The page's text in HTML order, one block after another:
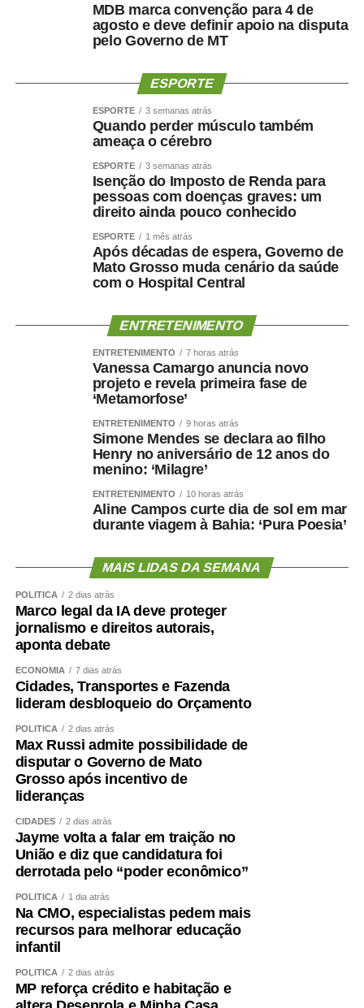
MDB marca convenção para 4 de
agosto e deve definir apoio na disputa
pelo Governo de MT
ESPORTE
ESPORTE 3 semanas atrás
Quando perder músculo também
ameaça o cérebro
ESPORTE 3 semanas atrás
Isenção do Imposto de Renda para
pessoas com doenças graves: um
direito ainda pouco conhecido
ESPORTE 1 mês atrás
Após décadas de espera, Governo de
Mato Grosso muda cenário da saúde
com o Hospital Central
ENTRETENIMENTO
ENTRETENIMENTO 7 horas atrás
Vanessa Camargo anuncia novo
projeto e revela primeira fase de
‘Metamorfose’
ENTRETENIMENTO 9 horas atrás
Simone Mendes se declara ao filho
Henry no aniversário de 12 anos do
menino: ‘Milagre’
ENTRETENIMENTO 10 horas atrás
Aline Campos curte dia de sol em mar
durante viagem à Bahia: ‘Pura Poesia’
MAIS LIDAS DA SEMANA
POLÍTICA 2 dias atrás
Marco legal da IA deve proteger
jornalismo e direitos autorais,
aponta debate
ECONOMIA 7 dias atrás
Cidades, Transportes e Fazenda
lideram desbloqueio do Orçamento
POLÍTICA 2 dias atrás
Max Russi admite possibilidade de
disputar o Governo de Mato
Grosso após incentivo de
lideranças
CIDADES 2 dias atrás
Jayme volta a falar em traição no
União e diz que candidatura foi
derrotada pelo “poder econômico”
POLÍTICA 1 dia atrás
Na CMO, especialistas pedem mais
recursos para melhorar educação
infantil
POLÍTICA 2 dias atrás
MP reforça crédito e habitação e